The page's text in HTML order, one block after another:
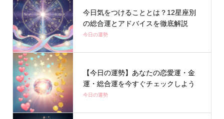
今日気をつけることとは？12星座別
の総合運とアドバイスを徹底解説
今日の運勢
【今日の運勢】あなたの恋愛運・金
運・総合運を今すぐチェックしよう
今日の運勢